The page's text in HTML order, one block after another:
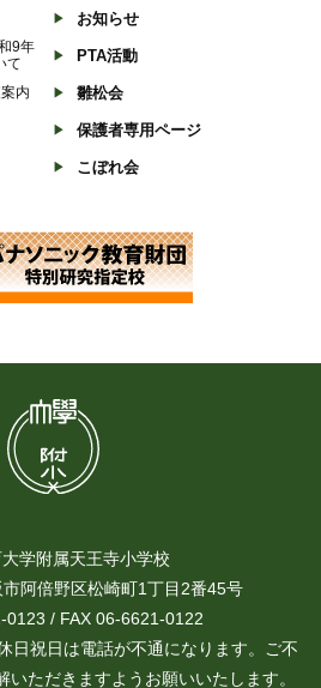
9年
て
内
お知らせ
PTA活動
雛松会
保護者専用ページ
こぼれ会
学附属天王寺小学校
阿倍野区松崎町1丁目2番45号
0123 / FAX 06-6621-0122
日祝日は電話が不通になります。ご不
ただきますようお願いいたします。